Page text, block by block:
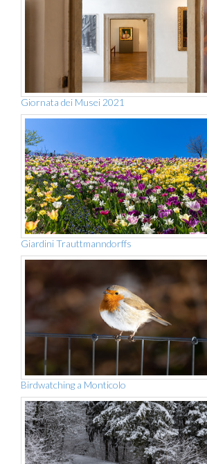
Giornata dei Musei 2021
Giardini Trauttmanndorffs
Birdwatching a Monticolo